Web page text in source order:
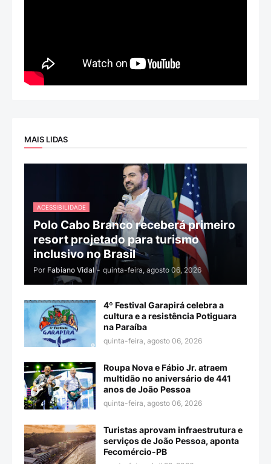
MAIS LIDAS
ACESSIBILIDADE
Polo Cabo Branco receberá primeiro
resort projetado para turismo
inclusivo no Brasil
Por Fabiano Vidal - quinta-feira, agosto 06, 2026
4º Festival Garapirá celebra a
cultura e a resistência Potiguara
na Paraíba
quinta-feira, agosto 06, 2026
Roupa Nova e Fábio Jr. atraem
multidão no aniversário de 441
anos de João Pessoa
quinta-feira, agosto 06, 2026
Turistas aprovam infraestrutura e
serviços de João Pessoa, aponta
Fecomércio-PB